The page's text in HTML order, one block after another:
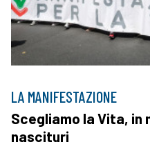
LA MANIFESTAZIONE
Scegliamo la Vita, in
nascituri